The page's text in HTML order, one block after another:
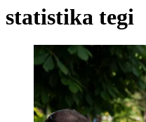
statistika tegi